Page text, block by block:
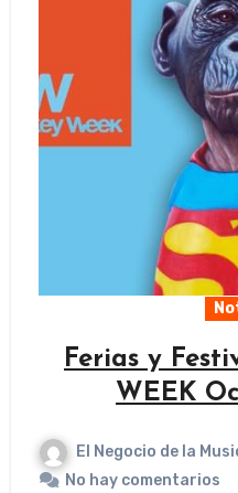
Ferias y
WEEK
El Negocio de la
No hay comentarios